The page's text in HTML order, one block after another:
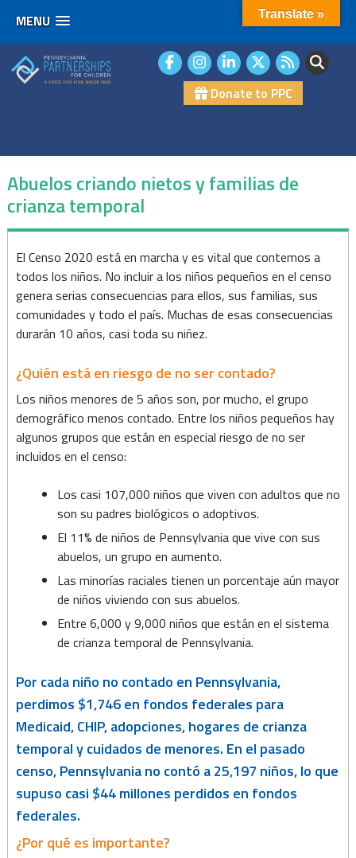
MENU
to
content
Donate to PPC
Abuelos criando nietos y familias de
crianza temporal
Abuelos
criando
nietos
y
familias
de
crianza
temporal
El Censo 2020 está en marcha y es vital que contemos a
todos los niños. No incluir a los niños pequeños en el censo
genera serias consecuencias para ellos, sus familias, sus
comunidades y todo el país. Muchas de esas consecuencias
durarán 10 años, casi toda su niñez.
¿Quién está en riesgo de no ser contado?
Los niños menores de 5 años son, por mucho, el grupo
demográfico menos contado. Entre los niños pequeños hay
algunos grupos que están en especial riesgo de no ser
incluidos en el censo:
Los casi 107,000 niños que viven con adultos que no
son su padres biológicos o adoptivos.
El 11% de niños de Pennsylvania que vive con sus
abuelos, un grupo en aumento.
Las minorías raciales tienen un porcentaje aún mayor
de niños viviendo con sus abuelos.
Entre 6,000 y 9,000 niños que están en el sistema
de crianza temporal de Pennsylvania.
Por cada niño no contado en Pennsylvania,
perdimos $1,746 en fondos federales para
Medicaid, CHIP, adopciones, hogares de crianza
temporal y cuidados de menores. En el pasado
censo, Pennsylvania no contó a 25,197 niños, lo que
supuso casi $44 millones perdidos en fondos
federales.
¿Por qué es importante?
Translate »